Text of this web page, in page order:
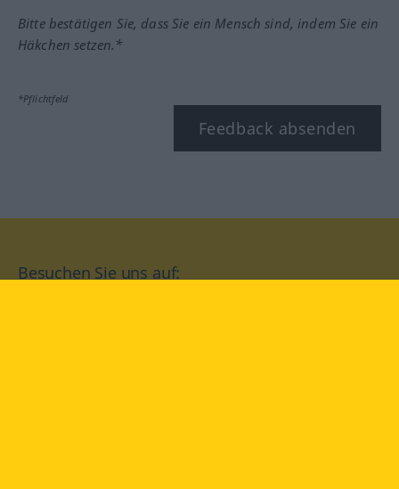
Bitte bestätigen Sie, dass Sie ein Mensch sind, indem Sie ein
Häkchen setzen.*
*Pflichtfeld
Feedback absenden
Besuchen Sie uns auf: